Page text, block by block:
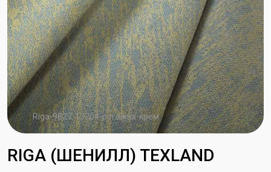
Riga-9827-13204-рогожка-крем
RIGA (ШЕНИЛЛ) TEXLAND